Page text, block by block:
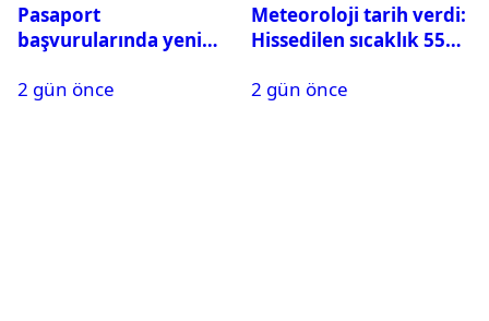
Pasaport
başvurularında yeni
2 gün önce
Meteoroloji tarih verdi:
Hissedilen sıcaklık 55
2 gün önce